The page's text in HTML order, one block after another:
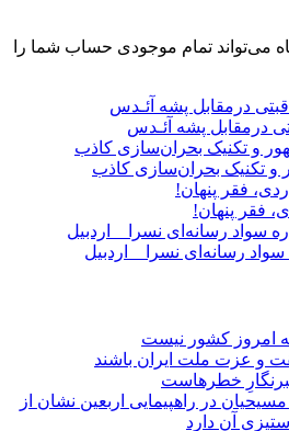
می‌تواند تمام موجودی حساب شما را
درمقابل پشه آئـدس
و تکنیک بحران‌سازی کاذب
فقر پنهان!
رسانه‌ای نسرا _ اردبیل
امروز کشور نیست
و عزت ملت ایران باشند
خطرهاست
در راهپیمایی اربعین نشان از
آن دارد